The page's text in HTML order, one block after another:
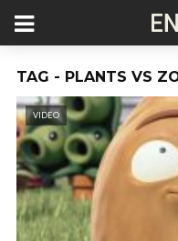
TAG - PLANTS VS
VIDEO